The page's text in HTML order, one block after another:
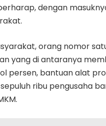
dengan
orang nomor
yang di antaranya
persen, bantuan alat
ribu pengusaha